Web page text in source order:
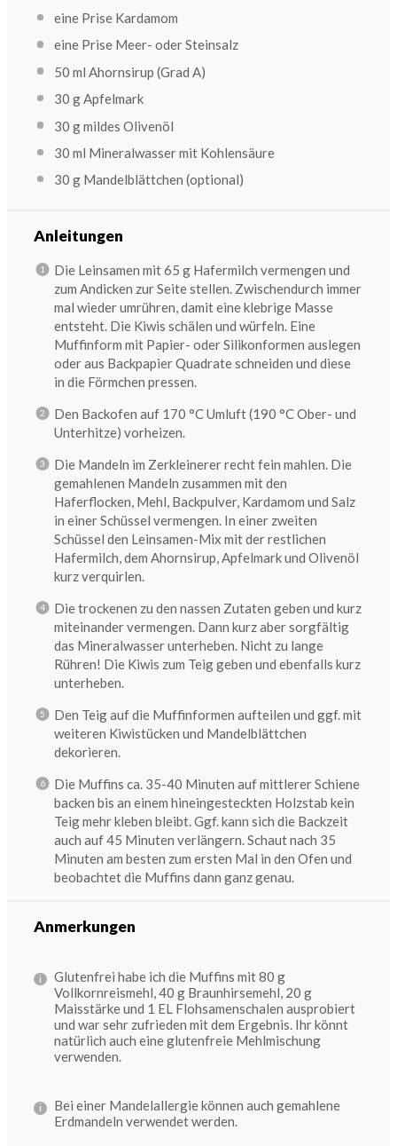
eine Prise Kardamom
eine Prise Meer- oder Steinsalz
50 ml Ahornsirup (Grad A)
30 gApfelmark
30 gmildes Olivenöl
30 ml Mineralwasser mit Kohlensäure
30 gMandelblättchen (optional)
Anleitungen
Die Leinsamen mit 65 g Hafermilch vermengen und
zum Andicken zur Seite stellen. Zwischendurch immer
mal wieder umrühren, damit eine klebrige Masse
entsteht. Die Kiwis schälen und würfeln. Eine
Muffinform mit Papier- oder Silikonformen auslegen
oder aus Backpapier Quadrate schneiden und diese
in die Förmchen pressen.
Den Backofen auf 170 °C Umluft (190 °C Ober- und
Unterhitze) vorheizen.
Die Mandeln im Zerkleinerer recht fein mahlen. Die
gemahlenen Mandeln zusammen mit den
Haferflocken, Mehl, Backpulver, Kardamom und Salz
in einer Schüssel vermengen. In einer zweiten
Schüssel den Leinsamen-Mix mit der restlichen
Hafermilch, dem Ahornsirup, Apfelmark und Olivenöl
kurz verquirlen.
Die trockenen zu den nassen Zutaten geben und kurz
miteinander vermengen. Dann kurz aber sorgfältig
das Mineralwasser unterheben. Nicht zu lange
Rühren! Die Kiwis zum Teig geben und ebenfalls kurz
unterheben.
Den Teig auf die Muffinformen aufteilen und ggf. mit
weiteren Kiwistücken und Mandelblättchen
dekorieren.
Die Muffins ca. 35-40 Minuten auf mittlerer Schiene
backen bis an einem hineingesteckten Holzstab kein
Teig mehr kleben bleibt. Ggf. kann sich die Backzeit
auch auf 45 Minuten verlängern. Schaut nach 35
Minuten am besten zum ersten Mal in den Ofen und
beobachtet die Muffins dann ganz genau.
Anmerkungen
Glutenfrei habe ich die Muffins mit 80 g
Vollkornreismehl, 40 g Braunhirsemehl, 20 g
Maisstärke und 1 EL Flohsamenschalen ausprobiert
und war sehr zufrieden mit dem Ergebnis. Ihr könnt
natürlich auch eine glutenfreie Mehlmischung
verwenden.
Bei einer Mandelallergie können auch gemahlene
Erdmandeln verwendet werden.